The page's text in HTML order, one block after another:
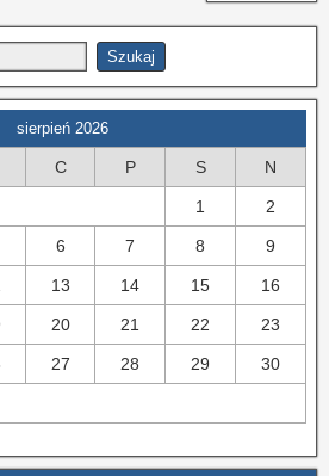
sierpień 2026
C P S N
1 2
6 7 8 9
13 14 15 16
20 21 22 23
27 28 29 30